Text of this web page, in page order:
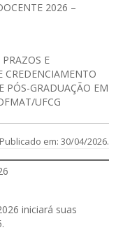
2026 –
E
CREDENCIAMENTO
PÓS-GRADUAÇÃO EM
UFCG
Publicado em: 30/04/2026.
iniciará suas